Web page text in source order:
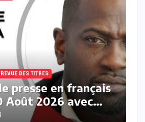
REVUE DE PRESSE REVUE DES TITRES
La revue des titres en
du lundi 10 Août 2026
Fabrice Nguema
AOÛT 10, 2026